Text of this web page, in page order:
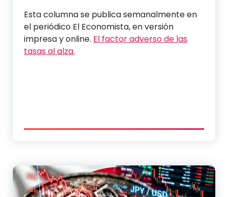
Esta columna se publica semanalmente en
el periódico El Economista, en versión
impresa y online. El factor adverso de las
tasas al alza.